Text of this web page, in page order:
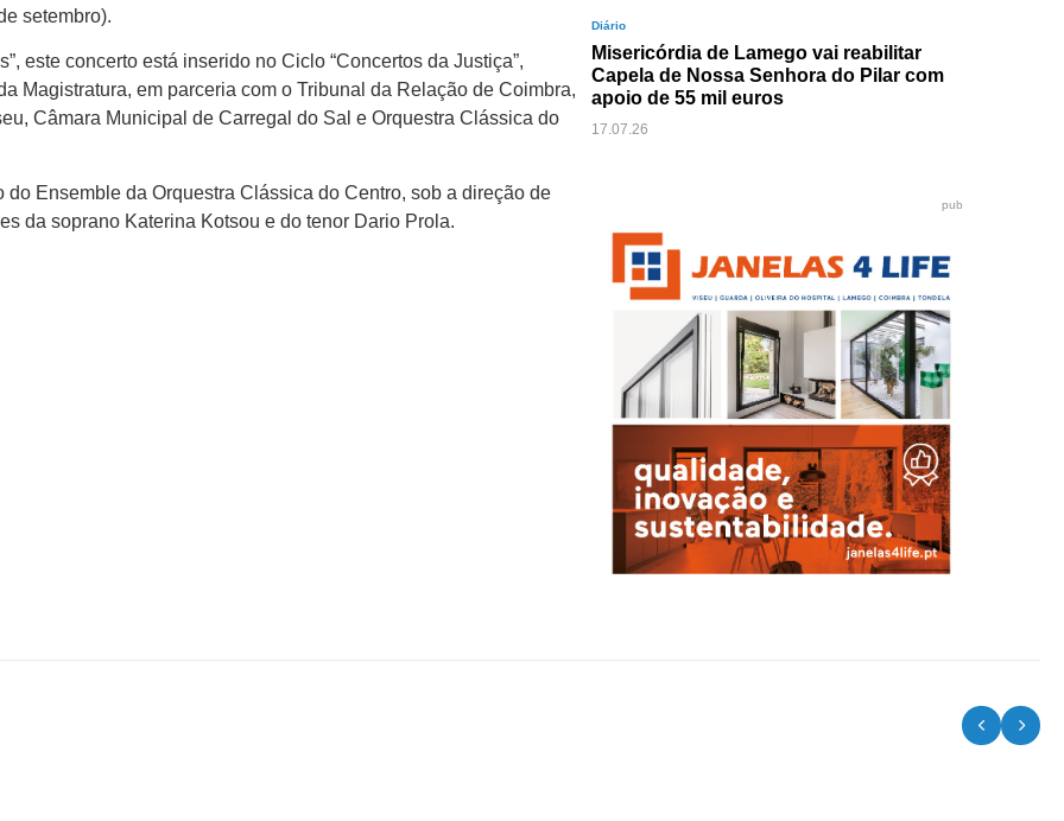
setembro).
este concerto está inserido no Ciclo “Concertos da Justiça”,
Magistratura, em parceria com o Tribunal da Relação de Coimbra,
Câmara Municipal de Carregal do Sal e Orquestra Clássica do
do Ensemble da Orquestra Clássica do Centro, sob a direção de
da soprano Katerina Kotsou e do tenor Dario Prola.
Diário
Misericórdia de Lamego vai reabilitar
Capela de Nossa Senhora do Pilar com
apoio de 55 mil euros
17.07.26
pub